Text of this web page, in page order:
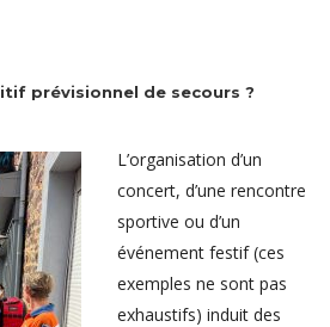
prévisionnel de secours ?
L’organisation d’un
concert, d’une rencontre
sportive ou d’un
événement festif (ces
exemples ne sont pas
exhaustifs) induit des